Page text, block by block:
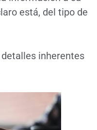
está, del tipo de
inherentes